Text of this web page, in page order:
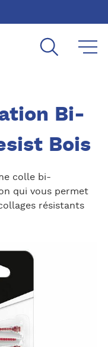
Bi-
Bois
colle bi-
qui vous permet
résistants